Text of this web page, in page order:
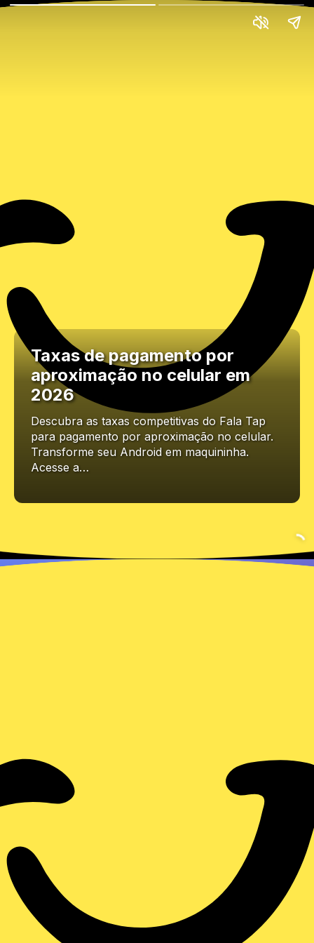
Taxas de pagamento por
aproximação no celular em
2026
Descubra as taxas competitivas do Fala Tap
para pagamento por aproximação no celular.
Transforme seu Android em maquininha.
Acesse a…